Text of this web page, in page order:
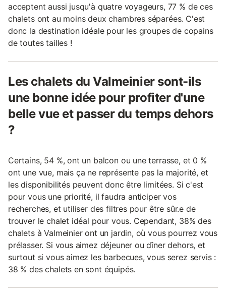
acceptent aussi jusqu'à quatre voyageurs, 77 % de ces
chalets ont au moins deux chambres séparées. C'est
donc la destination idéale pour les groupes de copains
de toutes tailles !
Les chalets du Valmeinier sont-ils
une bonne idée pour profiter d'une
belle vue et passer du temps dehors
?
Certains, 54 %, ont un balcon ou une terrasse, et 0 %
ont une vue, mais ça ne représente pas la majorité, et
les disponibilités peuvent donc être limitées. Si c'est
pour vous une priorité, il faudra anticiper vos
recherches, et utiliser des filtres pour être sûr.e de
trouver le chalet idéal pour vous. Cependant, 38% des
chalets à Valmeinier ont un jardin, où vous pourrez vous
prélasser. Si vous aimez déjeuner ou dîner dehors, et
surtout si vous aimez les barbecues, vous serez servis :
38 % des chalets en sont équipés.